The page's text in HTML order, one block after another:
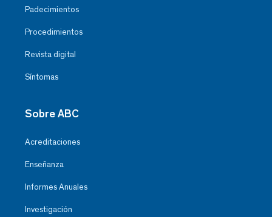
Padecimientos
Procedimientos
Revista digital
Síntomas
Sobre ABC
Acreditaciones
Enseñanza
Informes Anuales
Investigación